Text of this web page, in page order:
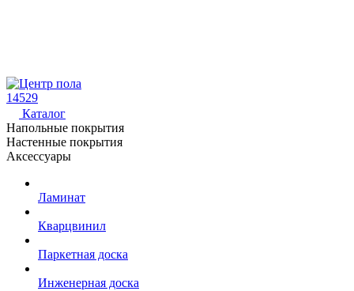
14529
Каталог
Напольные покрытия
Настенные покрытия
Аксессуары
Ламинат
Кварцвинил
Паркетная доска
Инженерная доска